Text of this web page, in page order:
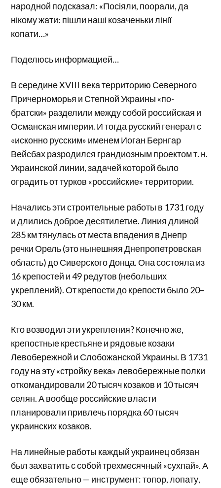
народной подсказал: «Посіяли, поорали, да
нікому жати: пішли наші козаченьки лінії
копати…»
Поделюсь информацией…
В середине XVIII века территорию Северного
Причерноморья и Степной Украины «по-
братски» разделили между собой российская и
Османская империи. И тогда русский генерал с
«исконно русским» именем Иоган Бернгар
Вейсбах разродился грандиозным проектом т. н.
Украинской линии, задачей которой было
оградить от турков «российские» территории.
Начались эти строительные работы в 1731 году
и длились доброе десятилетие. Линия длиной
285 км тянулась от места впадения в Днепр
речки Орель (это нынешняя Днепропетровская
область) до Сиверского Донца. Она состояла из
16 крепостей и 49 редутов (небольших
укреплений). От крепости до крепости было 20–
30 км.
Кто возводил эти укрепления? Конечно же,
крепостные крестьяне и рядовые козаки
Левобережной и Слобожанской Украины. В 1731
году на эту «стройку века» левобережные полки
откомандировали 20 тысяч козаков и 10 тысяч
селян. А вообще российские власти
планировали привлечь порядка 60 тысяч
украинских козаков.
На линейные работы каждый украинец обязан
был захватить с собой трехмесячный «сухпай». А
еще обязательно — инструмент: топор, лопату,